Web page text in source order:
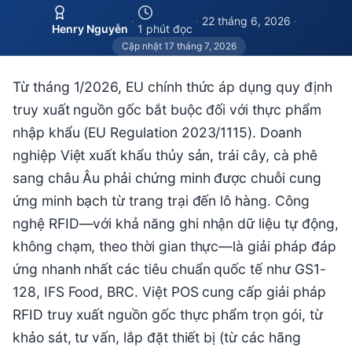
Henry Nguyễn
·
1 phút đọc
· 22 tháng 6, 2026 ·
Cập nhật 17 tháng 7, 2026
Từ tháng 1/2026, EU chính thức áp dụng quy định
truy xuất nguồn gốc bắt buộc đối với thực phẩm
nhập khẩu (EU Regulation 2023/1115). Doanh
nghiệp Việt xuất khẩu thủy sản, trái cây, cà phê
sang châu Âu phải chứng minh được chuỗi cung
ứng minh bạch từ trang trại đến lô hàng. Công
nghệ RFID—với khả năng ghi nhận dữ liệu tự động,
không chạm, theo thời gian thực—là giải pháp đáp
ứng nhanh nhất các tiêu chuẩn quốc tế như GS1-
128, IFS Food, BRC. Việt POS cung cấp giải pháp
RFID truy xuất nguồn gốc thực phẩm trọn gói, từ
khảo sát, tư vấn, lắp đặt thiết bị (từ các hãng